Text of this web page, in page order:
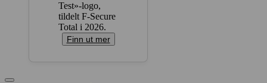
Finn ut mer